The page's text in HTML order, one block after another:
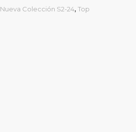
Nueva Colección S2-24, Top